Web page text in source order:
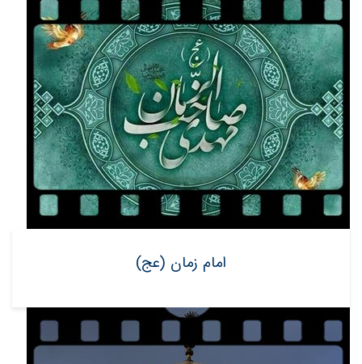
امام زمان (عج)